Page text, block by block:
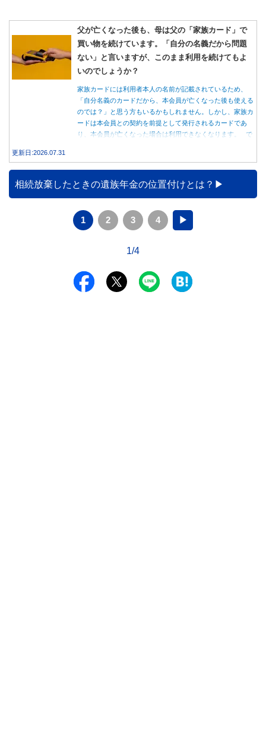
父が亡くなった後も、母は父の「家族カード」で
買い物を続けています。「自分の名義だから問題
ない」と言いますが、このまま利用を続けてもよ
いのでしょうか？
家族カードには利用者本人の名前が記載されているため、
「自分名義のカードだから、本会員が亡くなった後も使える
のでは？」と思う方もいるかもしれません。しかし、家族カ
ードは本会員との契約を前提として発行されるカードであ
り、本会員が亡くなった場合は利用できなくなります。 で
族が行うべき手続きについて分かりやすく解説します。
更新日:2026.07.31
相続放棄したときの遺族年金の位置付けとは？
1 2 3 4 ▶
1/4